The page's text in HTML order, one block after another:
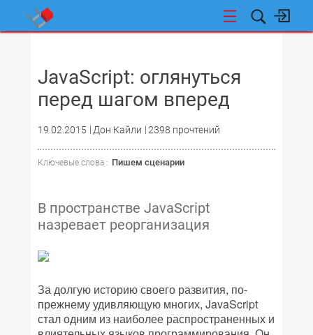
JavaScript: оглянуться
перед шагом вперед
19.02.2015 Дон Кайли 2398 прочтений
Ключевые слова : Пишем сценарии
В пространстве JavaScript
назревает реорганизация
За долгую историю своего развития, по-
прежнему удивляющую многих, JavaScript
стал одним из наиболее распространенных и